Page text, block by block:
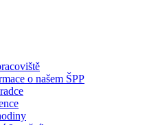
o našem ŠPP